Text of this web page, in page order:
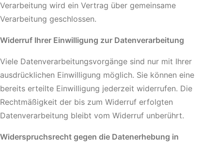
Verarbeitung wird ein Vertrag über gemeinsame
Verarbeitung geschlossen.
Widerruf Ihrer Einwilligung zur Datenverarbeitung
Viele Datenverarbeitungsvorgänge sind nur mit Ihrer
ausdrücklichen Einwilligung möglich. Sie können eine
bereits erteilte Einwilligung jederzeit widerrufen. Die
Rechtmäßigkeit der bis zum Widerruf erfolgten
Datenverarbeitung bleibt vom Widerruf unberührt.
Widerspruchsrecht gegen die Datenerhebung in